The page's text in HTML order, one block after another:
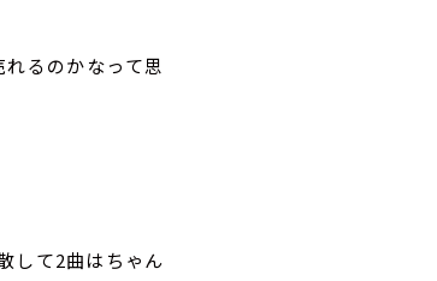
れるのかなって思
して2曲はちゃん